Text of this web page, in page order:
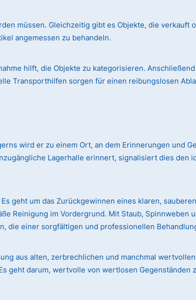
müssen. Gleichzeitig gibt es Objekte, die verkauft
angemessen zu behandeln.
hilft, die Objekte zu kategorisieren.
Transporthilfen sorgen für einen reibungslosen
wird er zu einem Ort, an dem Erinnerungen und
Lagerhalle erinnert, signalisiert dies den
geht um das Zurückgewinnen eines klaren,
Reinigung im Vordergrund. Mit Staub, Spinnweben
die einer sorgfältigen und professionellen
aus alten, zerbrechlichen und manchmal
geht darum, wertvolle von wertlosen Gegenständen